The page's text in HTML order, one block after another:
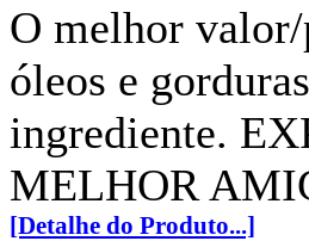
O melhor
óleos e
ingrediente.
MELHOR
[Detalhe do Produto...]